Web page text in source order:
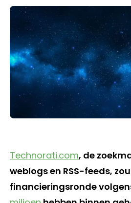
Technorati.com, de
weblogs en RSS-feeds,
financieringsronde